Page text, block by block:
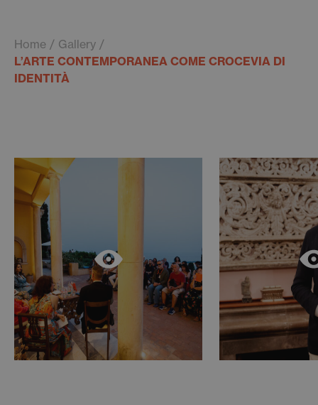
Home
Gallery
L’ARTE CONTEMPORANEA COME CROCEVIA DI
IDENTITÀ